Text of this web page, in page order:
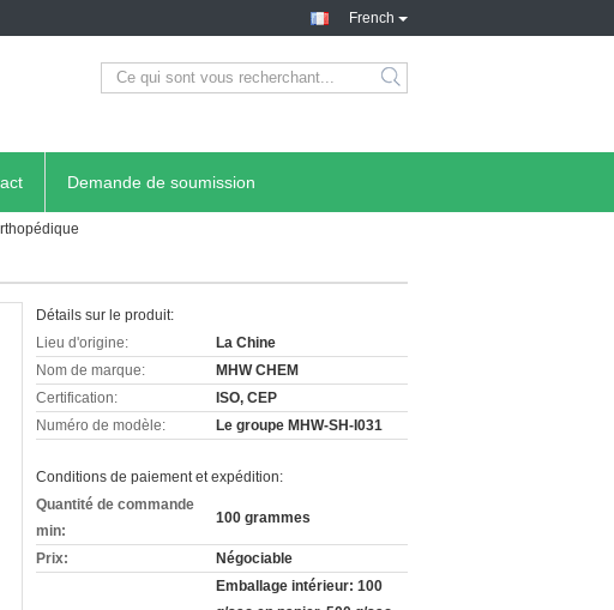
French
Demande de soumission
Détails sur le produit:
Lieu d'origine:
La Chine
Nom de marque:
MHW CHEM
Certification:
ISO, CEP
Numéro de modèle:
Le groupe MHW-SH-I031
Conditions de paiement et expédition:
Quantité de commande
min:
100 grammes
Prix: Négociable
Emballage intérieur: 100